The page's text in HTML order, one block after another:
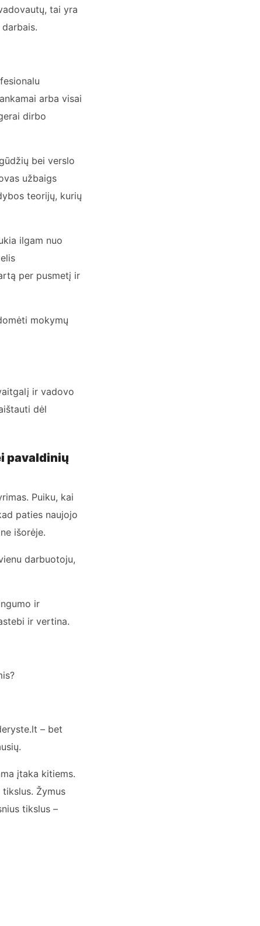
tai yra
arba visai
dirbo
bei verslo
užbaigs
teorijų, kurių
ilgam nuo
per pusmetį ir
mokymų
ir vadovo
dėl
pavaldinių
Puiku, kai
paties naujojo
išorėje.
darbuotoju,
ir
ir vertina.
– bet
įtaka kitiems.
Žymus
tikslus –